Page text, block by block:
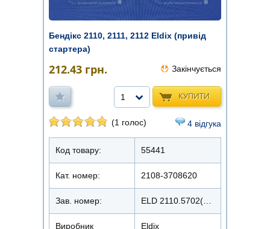
Бендікс 2110, 2111, 2112 Eldix (привід
стартера)
212.43 грн. Закінчується
КУПИТИ
1
(1 голос) 4 відгука
Код товару: 55441
Кат. номер: 2108-3708620
Зав. номер:
Виробник Eldix